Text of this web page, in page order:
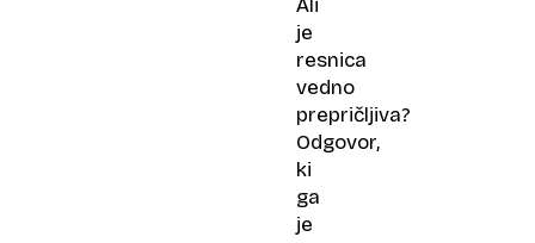
Ali
je
resnica
vedno
prepričljiva?
Odgovor,
ki
ga
je